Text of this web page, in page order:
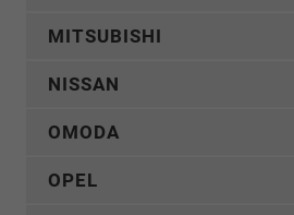
MITSUBISHI
NISSAN
OMODA
OPEL